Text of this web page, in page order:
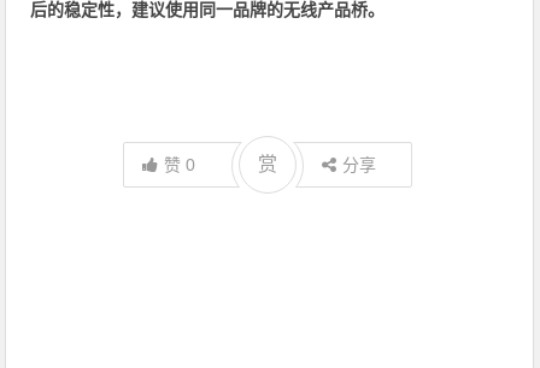
后的稳定性，建议使用同一品牌的无线产品桥。
赞0 赏 分享